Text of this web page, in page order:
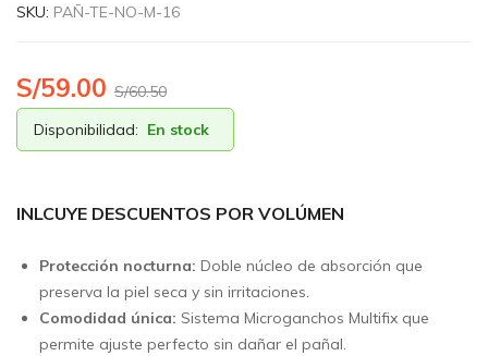
SKU: PAÑ-TE-NO-M-16
S/60.50
S/59.00
Disponibilidad: En stock
INLCUYE DESCUENTOS POR VOLÚMEN
Protección nocturna: Doble núcleo de absorción que
preserva la piel seca y sin irritaciones.
Comodidad única: Sistema Microganchos Multifix que
permite ajuste perfecto sin dañar el pañal.